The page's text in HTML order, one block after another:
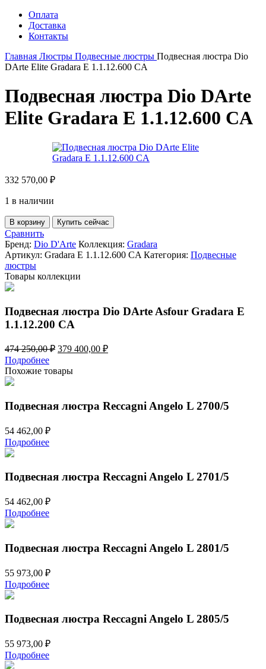
Оплата
Доставка
Контакты
Главная Люстры Подвесные люстры Подвесная люстра Dio
DArte Elite Gradara E 1.1.12.600 CA
Подвесная люстра Dio DArte
Elite Gradara E 1.1.12.600 CA
332 570,00 ₽
1 в наличии
Количество
товара
Подвесная
люстра
Dio
DArte
Elite
E
1.1.12.600
CA
В корзину Купить сейчас
Сравнить
Бренд: Dio D'Arte Коллекция: Gradara
Артикул: Gradara E 1.1.12.600 CA Категория: Подвесные
люстры
Товары коллекции
Подвесная люстра Dio DArte Asfour Gradara E
1.1.12.200 CA
474 250,00₽ Первоначальная
составляла
474
379 400,00 ₽Текущая
Подробнее
Похожие товары
Подвесная люстра Reccagni Angelo L 2700/5
54 462,00 ₽
Подробнее
Подвесная люстра Reccagni Angelo L 2701/5
54 462,00 ₽
Подробнее
Подвесная люстра Reccagni Angelo L 2801/5
55 973,00 ₽
Подробнее
Подвесная люстра Reccagni Angelo L 2805/5
55 973,00 ₽
Подробнее